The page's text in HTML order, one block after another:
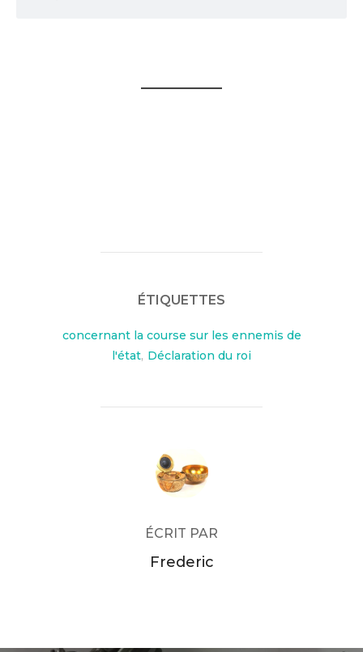
ÉTIQUETTES
concernant la course sur les ennemis de
l'état, Déclaration du roi
AUTEUR DE LA PUBLICATION
ÉCRIT PAR
Frederic